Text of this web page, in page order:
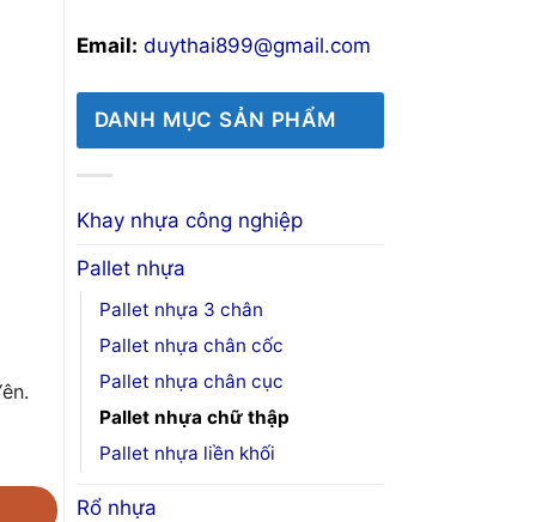
Email: duythai899@gmail.com
DANH MỤC SẢN PHẨM
Khay nhựa công nghiệp
Pallet nhựa
Pallet nhựa 3 chân
Pallet nhựa chân cốc
Pallet nhựa chân cục
Pallet nhựa chữ thập
Pallet nhựa liền khối
Rổ nhựa